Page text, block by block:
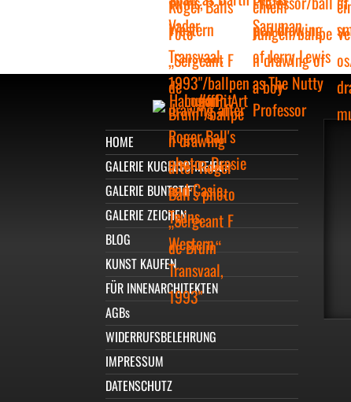
HOME
GALERIE KUGELSCHREIBER
GALERIE BUNTSTIFT
GALERIE ZEICHEN
BLOG
KUNST KAUFEN
FÜR INNENARCHITEKTEN
AGBs
WIDERRUFSBELEHRUNG
IMPRESSUM
DATENSCHUTZ